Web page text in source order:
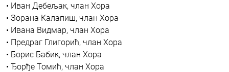
• Иван Дебељак, члан Хора
• Зорана Калапиш, члан Хора
• Ивана Видмар, члан Хора
• Предраг Глигорић, члан Хора
• Борис Бабик, члан Хора
• Ђорђе Томић, члан Хора